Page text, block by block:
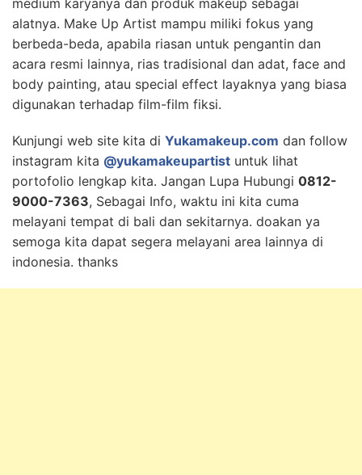
medium karyanya dan produk makeup sebagai
alatnya. Make Up Artist mampu miliki fokus yang
berbeda-beda, apabila riasan untuk pengantin dan
acara resmi lainnya, rias tradisional dan adat, face and
body painting, atau special effect layaknya yang biasa
digunakan terhadap film-film fiksi.
Kunjungi web site kita di Yukamakeup.com dan follow
instagram kita @yukamakeupartist untuk lihat
portofolio lengkap kita. Jangan Lupa Hubungi 0812-
9000-7363, Sebagai Info, waktu ini kita cuma
melayani tempat di bali dan sekitarnya. doakan ya
semoga kita dapat segera melayani area lainnya di
indonesia. thanks